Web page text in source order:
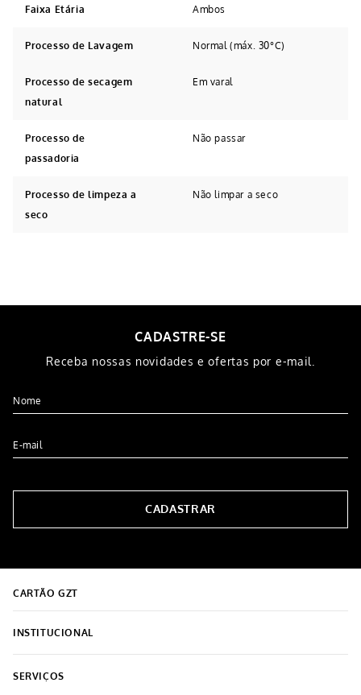
Faixa Etária Ambos
Processo de Lavagem Normal (máx. 30°C)
Processo de secagem
natural
Em varal
Processo de
passadoria
Não passar
Processo de limpeza a
seco
Não limpar a seco
R$ 109,99
3x deR$ 36,66
Casal Bege 2,20x2,30
R$ 299,99